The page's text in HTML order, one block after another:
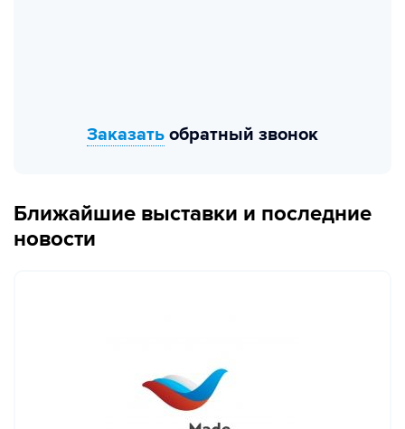
Заказать обратный звонок
Ближайшие выставки и последние
новости